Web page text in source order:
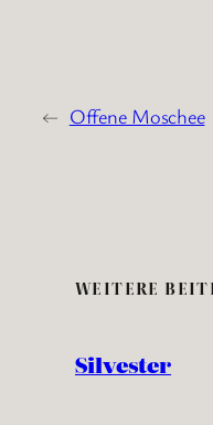
← Offene Moschee
WEITERE
Silvester